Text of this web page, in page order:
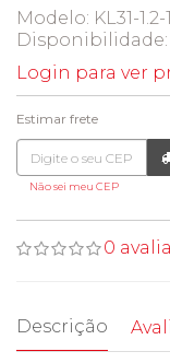
Modelo: KL31-1.2-
Disponibilidade:
Login para ver
Estimar frete
Não sei meu CEP
0
Descrição